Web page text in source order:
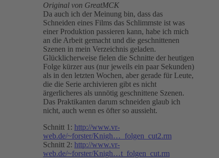
Original von GreatMCK
Da auch ich der Meinung bin, dass das
Schneiden eines Films das Schlimmste ist was
einer Produktion passieren kann, habe ich mich
an die Arbeit gemacht und die geschnittenen
Szenen in mein Verzeichnis geladen.
Glücklicherweise fielen die Schnitte der heutigen
Folge kürzer aus (nur jeweils ein paar Sekunden)
als in den letzten Wochen, aber gerade für Leute,
die die Serie archivieren gibt es nicht
ärgerlicheres als unnötig geschnittene Szenen.
Das Praktikanten darum schneiden glaub ich
nicht, auch wenn es öfter so aussieht.
Schnitt 1: http://www.vr-
web.de/~forster/Knigh…_folgen_cut2.rm
Schnitt 2: http://www.vr-
web.de/~forster/Knigh…t_folgen_cut.rm